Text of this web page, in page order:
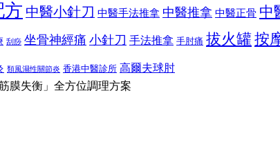
方 中醫小針刀 中醫手法推拿 中醫推拿 中醫正骨 中
刮痧 坐骨神經痛 小針刀 手法推拿 手肘痛 拔火罐按
類風濕性關節炎 香港中醫診所 高爾夫球肘